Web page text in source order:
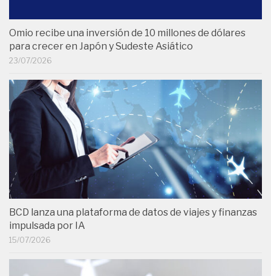
Omio recibe una inversión de 10 millones de dólares
para crecer en Japón y Sudeste Asiático
23/07/2026
BCD lanza una plataforma de datos de viajes y finanzas
impulsada por IA
15/07/2026